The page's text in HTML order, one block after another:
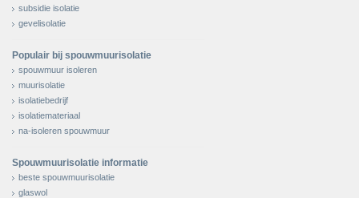
subsidie isolatie
gevelisolatie
Populair bij spouwmuurisolatie
spouwmuur isoleren
muurisolatie
isolatiebedrijf
isolatiemateriaal
na-isoleren spouwmuur
Spouwmuurisolatie informatie
beste spouwmuurisolatie
glaswol